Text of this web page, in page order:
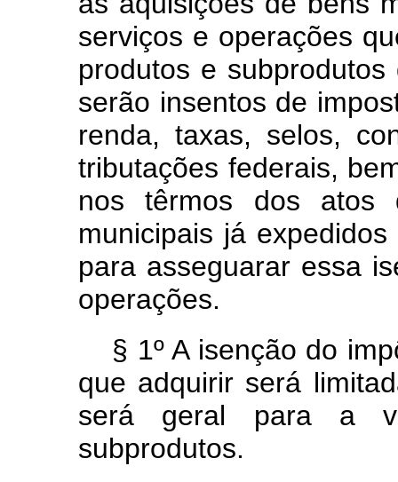
serviços e operações
produtos e
serão insentos de
renda, taxas, selos,
tributações federais,
nos têrmos dos atos
municipais já
para asseguarar essa
operações.
§ 1º A isenção do
que adquirir será
será geral para a
subprodutos.